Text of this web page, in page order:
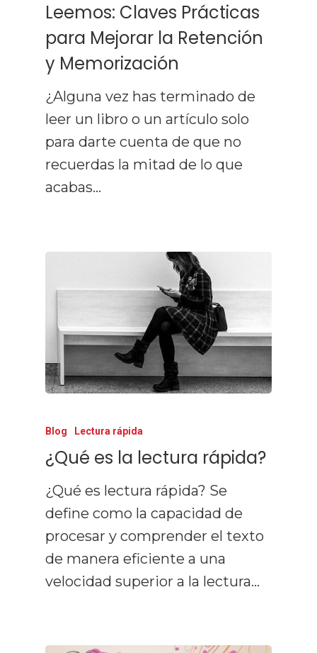
Leemos: Claves Prácticas
para Mejorar la Retención
y Memorización
¿Alguna vez has terminado de
leer un libro o un artículo solo
para darte cuenta de que no
recuerdas la mitad de lo que
acabas…
Blog Lectura rápida
¿Qué es la lectura rápida?
¿Qué es lectura rápida? Se
define como la capacidad de
procesar y comprender el texto
de manera eficiente a una
velocidad superior a la lectura…